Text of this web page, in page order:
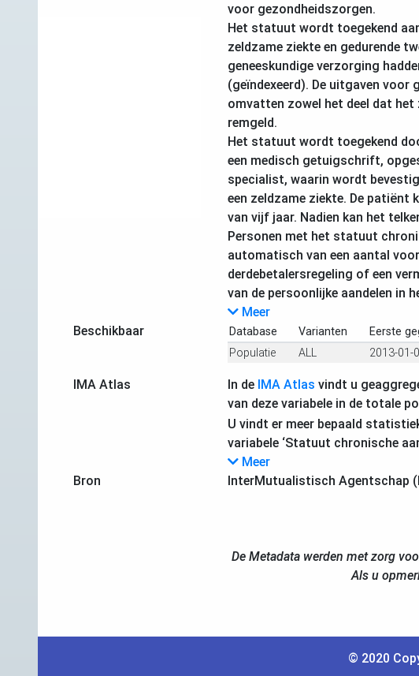
voor gezondheidszorgen.
Het statuut wordt toegekend
zeldzame ziekte en gedurende
geneeskundige verzorging
(geïndexeerd). De uitgaven voor
omvatten zowel het deel dat
remgeld.
Het statuut wordt toegekend
een medisch getuigschrift,
specialist, waarin wordt
een zeldzame ziekte. De
van vijf jaar. Nadien kan het
Personen met het statuut
automatisch van een aantal
derdebetalersregeling of een
van de persoonlijke aandelen in
Meer
Beschikbaar
Database Varianten Eerste
Populatie
ALL 2013-01-
IMA Atlas In de IMA Atlas vindt u
van deze variabele in de totale
U vindt er meer bepaald
variabele ‘Statuut chronische
Meer
Bron
InterMutualistisch Agentschap
De Metadata werden met zorg
Als u
© 2020